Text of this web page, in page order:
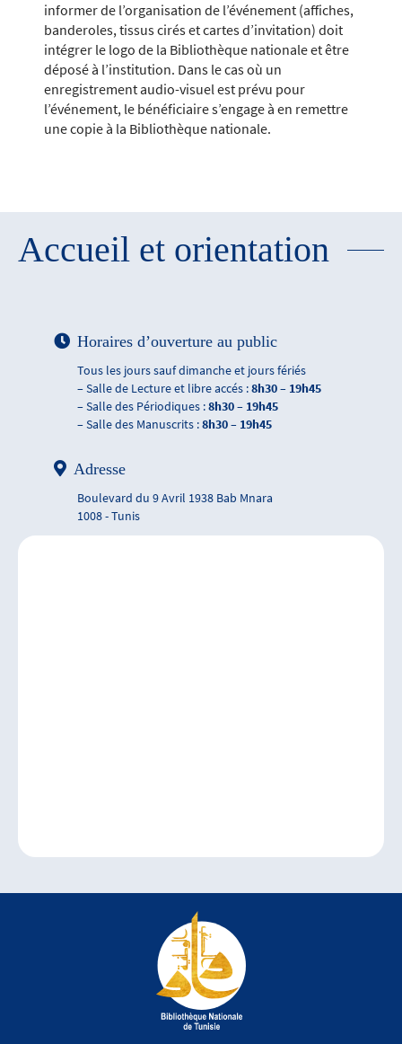
informer de l’organisation de l’événement (affiches,
banderoles, tissus cirés et cartes d’invitation) doit
intégrer le logo de la Bibliothèque nationale et être
déposé à l’institution. Dans le cas où un
enregistrement audio-visuel est prévu pour
l’événement, le bénéficiaire s’engage à en remettre
une copie à la Bibliothèque nationale.
Accueil et orientation
Horaires d’ouverture au public
Tous les jours sauf dimanche et jours fériés
– Salle de Lecture et libre accés :8h30 – 19h45
– Salle des Périodiques :8h30 – 19h45
– Salle des Manuscrits :8h30 – 19h45
Adresse
Boulevard du 9 Avril 1938 Bab Mnara
1008 - Tunis